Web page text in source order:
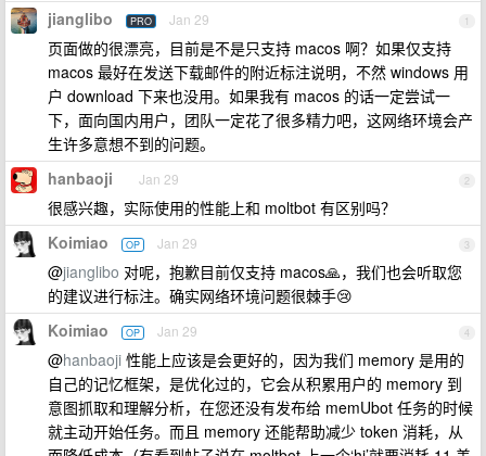
1
jianglibo PRO Jan 29
页面做的很漂亮，目前是不是只支持 macos 啊？如果仅支持
macos 最好在发送下载邮件的附近标注说明，不然 windows 用
户 download 下来也没用。如果我有 macos 的话一定尝试一
下，面向国内用户，团队一定花了很多精力吧，这网络环境会产
生许多意想不到的问题。
2
hanbaoji Jan 29
很感兴趣，实际使用的性能上和 moltbot 有区别吗？
3
Koimiao OP Jan 29
@jianglibo 对呢，抱歉目前仅支持 macos🙏，我们也会听取您
的建议进行标注。确实网络环境问题很棘手😢
4
Koimiao OP Jan 29
@hanbaoji 性能上应该是会更好的，因为我们 memory 是用的
自己的记忆框架，是优化过的，它会从积累用户的 memory 到
意图抓取和理解分析，在您还没有发布给 memUbot 任务的时候
就主动开始任务。而且 memory 还能帮助减少 token 消耗，从